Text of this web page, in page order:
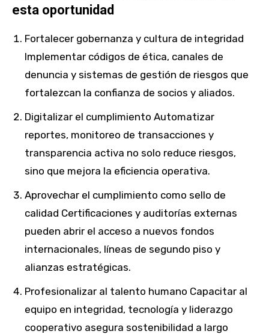
esta oportunidad
Fortalecer gobernanza y cultura de integridad
Implementar códigos de ética, canales de
denuncia y sistemas de gestión de riesgos que
fortalezcan la confianza de socios y aliados.
Digitalizar el cumplimiento Automatizar
reportes, monitoreo de transacciones y
transparencia activa no solo reduce riesgos,
sino que mejora la eficiencia operativa.
Aprovechar el cumplimiento como sello de
calidad Certificaciones y auditorías externas
pueden abrir el acceso a nuevos fondos
internacionales, líneas de segundo piso y
alianzas estratégicas.
Profesionalizar al talento humano Capacitar al
equipo en integridad, tecnología y liderazgo
cooperativo asegura sostenibilidad a largo